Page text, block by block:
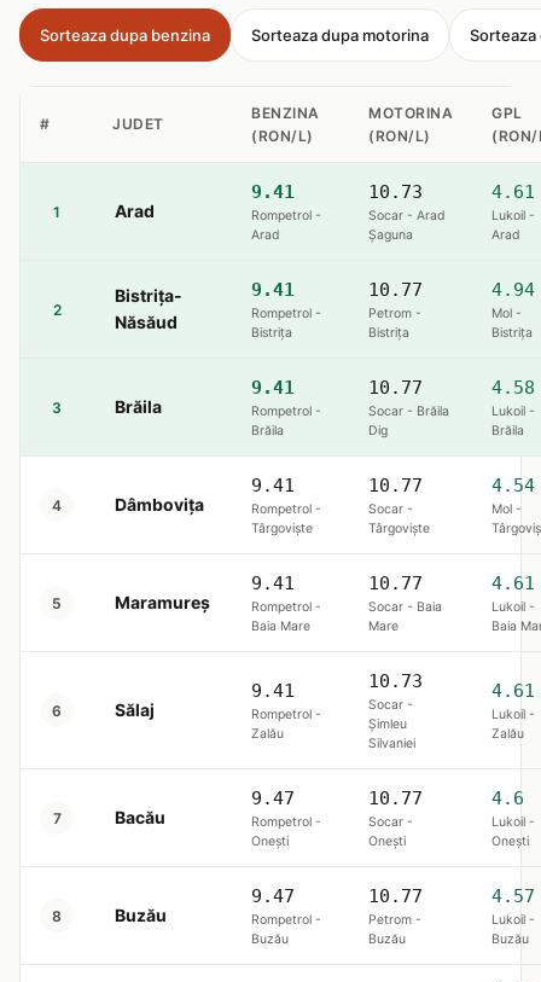
Sorteaza dupa benzina Sorteaza dupa motorina Sorteaza
# JUDET
BENZINA
(RON/L)
MOTORINA
(RON/L)
GPL
1 Arad
9.41
Rompetrol -
Arad
10.73
Socar - Arad
Șaguna
4.61
Lukoil -
Arad
2
Bistrița-
Năsăud
9.41
Rompetrol -
Bistriţa
10.77
Petrom -
Bistriţa
4.94
Mol -
Bistriţa
3 Brăila
9.41
Rompetrol -
Brăila
10.77
Socar - Brăila
Dig
4.58
Lukoil -
Brăila
4 Dâmbovița
9.41
Rompetrol -
Târgoviște
10.77
Socar -
Târgoviște
4.54
Mol -
5 Maramureș
9.41
Rompetrol -
Baia Mare
10.77
Socar - Baia
Mare
4.61
Lukoil -
Baia
6 Sălaj
9.41
Rompetrol -
Zalău
10.73
Socar -
Șimleu
Silvaniei
4.61
Lukoil -
Zalău
7 Bacău
9.47
Rompetrol -
Onești
10.77
Socar -
Onești
4.6
Lukoil -
Onești
8 Buzău
9.47
Rompetrol -
Buzău
10.77
Petrom -
Buzău
4.57
Lukoil -
Buzău